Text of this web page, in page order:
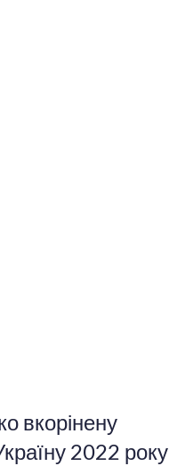
вкорінену
2022 року